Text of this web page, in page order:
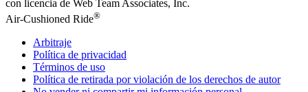
con licencia de Web Team Associates, Inc.
Air-Cushioned Ride®
Arbitraje
Política de privacidad
Términos de uso
Política de retirada por violación de los derechos de autor